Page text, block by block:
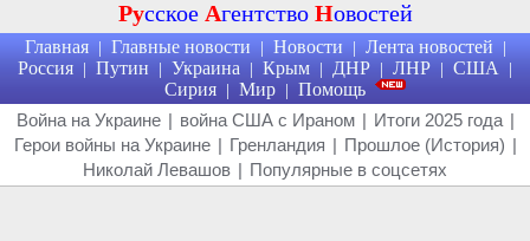
Русское Агентство Новостей
Главная | Главные новости | Новости | Лента новостей |
Россия | Путин | Украина | Крым | ДНР | ЛНР | США |
Сирия | Мир | Помощь
Война на Украине | война США с Ираном | Итоги 2025 года |
Герои войны на Украине | Гренландия | Прошлое (История) |
Николай Левашов | Популярные в соцсетях